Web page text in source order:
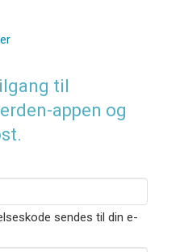
til
appen og
sendes til din e-